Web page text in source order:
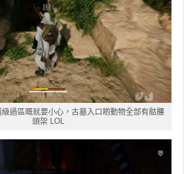
過區嘅就要小心，古墓入口啲動物全部有骷髏
頭架 LOL